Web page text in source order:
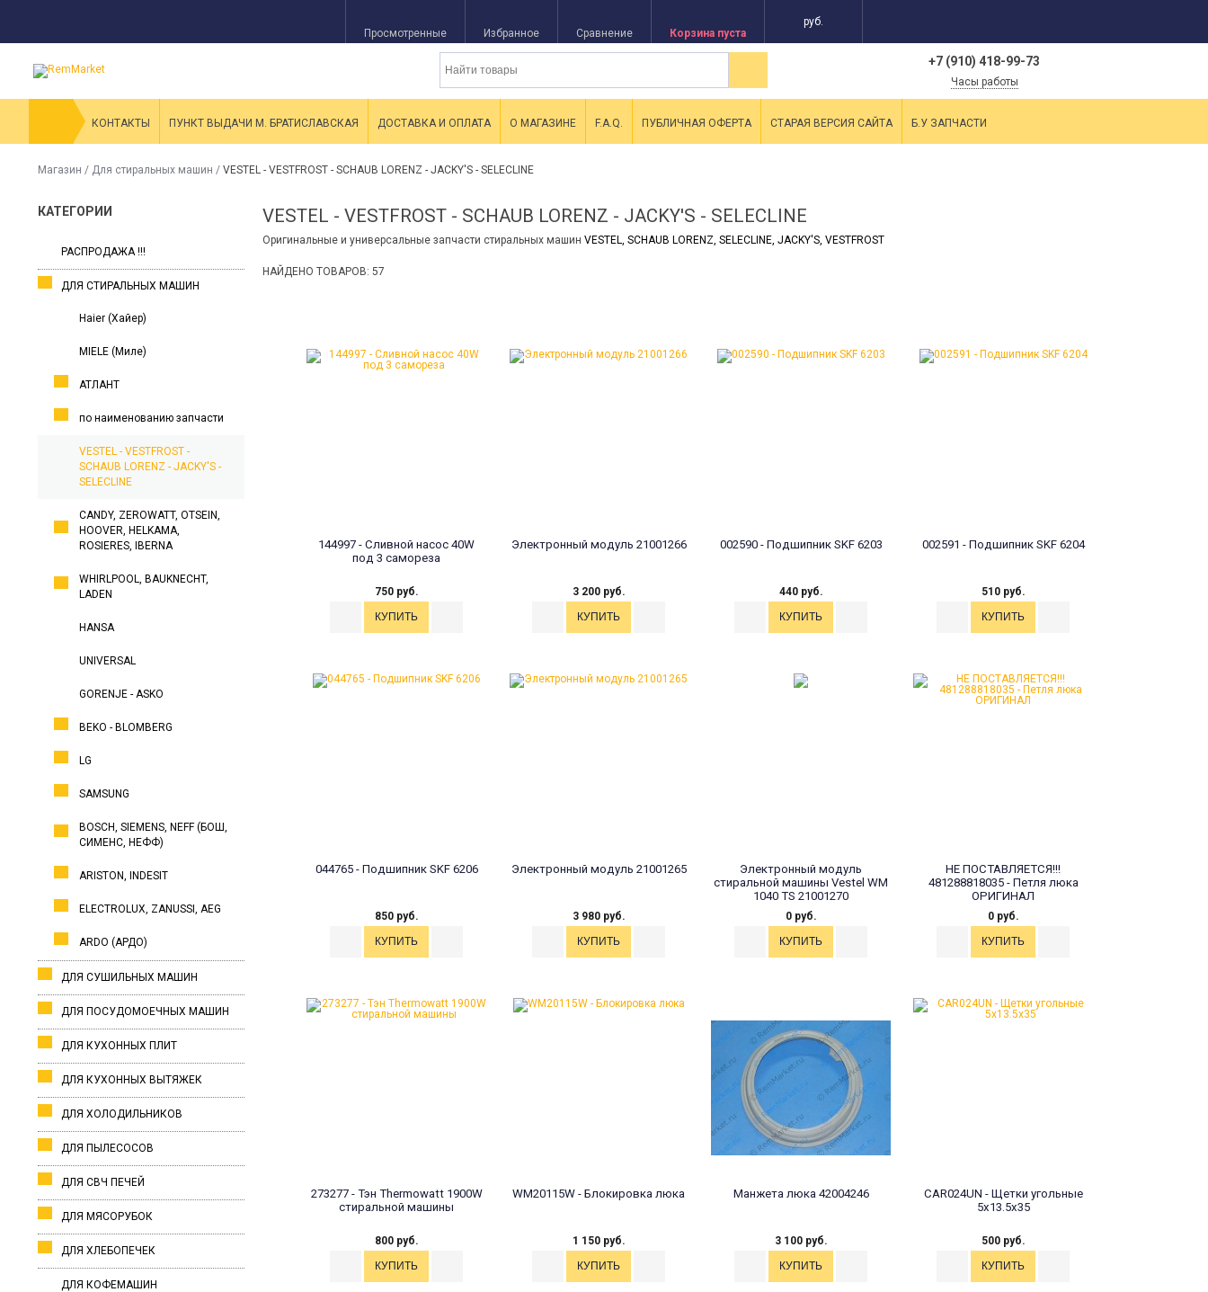
Просмотренные Избранное Сравнение Корзина пуста
руб.
+7 (910) 418-99-73
Часы работы
КОНТАКТЫ ПУНКТ ВЫДАЧИ М. БРАТИСЛАВСКАЯ ДОСТАВКА И ОПЛАТА О МАГАЗИНЕ F.A.Q. ПУБЛИЧНАЯ ОФЕРТА СТАРАЯ ВЕРСИЯ САЙТА Б.У ЗАПЧАСТИ
Магазин / Для стиральных машин / VESTEL - VESTFROST - SCHAUB LORENZ - JACKY'S - SELECLINE
КАТЕГОРИИ
РАСПРОДАЖА !!!
ДЛЯ СТИРАЛЬНЫХ МАШИН
Haier (Хайер)
MIELE (Миле)
АТЛАНТ
по наименованию запчасти
VESTEL - VESTFROST -
SCHAUB LORENZ - JACKY'S -
SELECLINE
CANDY, ZEROWATT, OTSEIN,
HOOVER, HELKAMA,
ROSIERES, IBERNA
WHIRLPOOL, BAUKNECHT,
LADEN
HANSA
UNIVERSAL
GORENJE - ASKO
BEKO - BLOMBERG
LG
SAMSUNG
BOSCH, SIEMENS, NEFF (БОШ,
СИМЕНС, НЕФФ)
ARISTON, INDESIT
ELECTROLUX, ZANUSSI, AEG
ARDO (АРДО)
ДЛЯ СУШИЛЬНЫХ МАШИН
ДЛЯ ПОСУДОМОЕЧНЫХ МАШИН
ДЛЯ КУХОННЫХ ПЛИТ
ДЛЯ КУХОННЫХ ВЫТЯЖЕК
ДЛЯ ХОЛОДИЛЬНИКОВ
ДЛЯ ПЫЛЕСОСОВ
ДЛЯ СВЧ ПЕЧЕЙ
ДЛЯ МЯСОРУБОК
ДЛЯ ХЛЕБОПЕЧЕК
ДЛЯ КОФЕМАШИН
VESTEL - VESTFROST - SCHAUB LORENZ - JACKY'S - SELECLINE
Оригинальные и универсальные запчасти стиральных машин VESTEL, SCHAUB LORENZ, SELECLINE, JACKY'S, VESTFROST
НАЙДЕНО ТОВАРОВ: 57
144997 - Сливной насос 40W
под 3 самореза
750 руб.
Электронный модуль 21001266
3 200 руб.
002590 - Подшипник SKF 6203
440 руб.
002591 - Подшипник SKF 6204
510 руб.
044765 - Подшипник SKF 6206
850 руб.
Электронный модуль 21001265
3 980 руб.
Электронный модуль
стиральной машины Vestel WM
1040 TS 21001270
0 руб.
НЕ ПОСТАВЛЯЕТСЯ!!!
481288818035 - Петля люка
ОРИГИНАЛ
0 руб.
273277 - Тэн Thermowatt 1900W
стиральной машины
800 руб.
WM20115W - Блокировка люка
1 150 руб.
Манжета люка 42004246
3 100 руб.
CAR024UN - Щетки угольные
5x13.5x35
500 руб.